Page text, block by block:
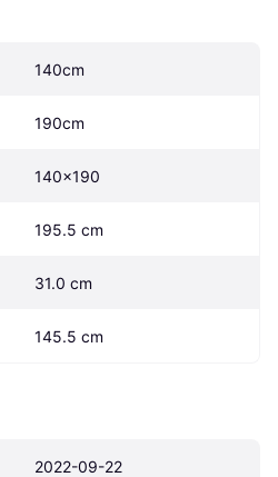
140cm
190cm
140x190
195.5 cm
31.0 cm
145.5 cm
2022-09-22